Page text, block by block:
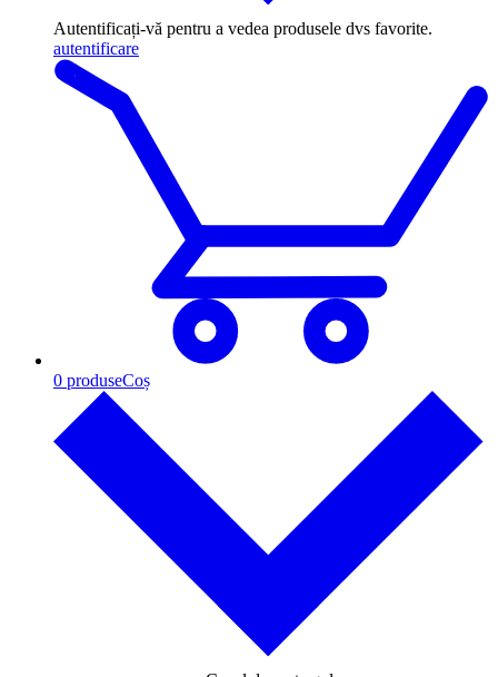
Autentificați-vă pentru a vedea produsele dvs favorite.
autentificare
0 produseCoș